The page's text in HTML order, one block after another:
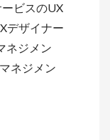
ビスのUX
デザイナー
ネジメン
ネジメン